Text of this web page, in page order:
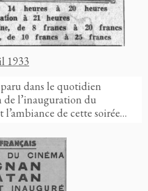
1933
dans le quotidien
l’inauguration du
de cette soirée…